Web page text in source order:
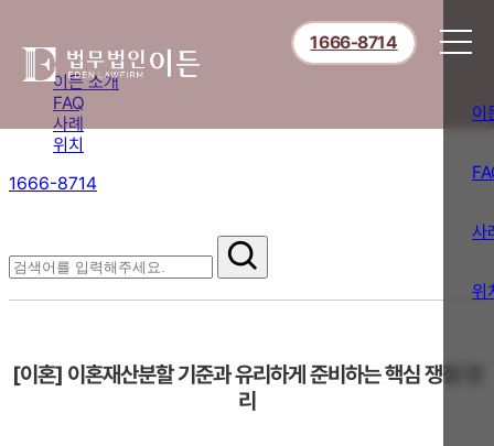
이든 소개
FAQ
사례
위치
1666-8714
1666-8714
이
사
위
[이혼] 이혼재산분할 기준과 유리하게 준비하는 핵심 쟁점 정
리